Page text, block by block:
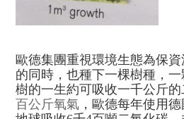
歐德集團重視環境生態為保
的同時，也種下一棵樹種，一
樹的一生約可吸收一千公斤
百公斤氧氣 ，歐德每年使用